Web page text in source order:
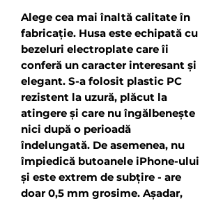
Alege cea mai înaltă calitate în
fabricație. Husa este echipată cu
bezeluri electroplate care îi
conferă un caracter interesant și
elegant. S-a folosit plastic PC
rezistent la uzură, plăcut la
atingere și care nu îngălbenește
nici după o perioadă
îndelungată. De asemenea, nu
împiedică butoanele iPhone-ului
și este extrem de subțire - are
doar 0,5 mm grosime. Așadar,